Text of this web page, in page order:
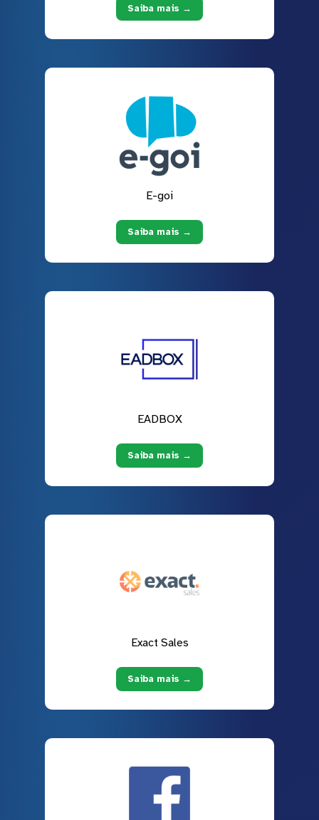
Saiba mais →
E-goi
Saiba mais →
EADBOX
Saiba mais →
Exact Sales
Saiba mais →